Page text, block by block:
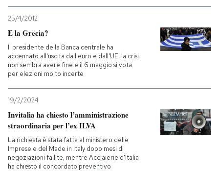
25/4/2012
E la Grecia?
Il presidente della Banca centrale ha
accennato all'uscita dall'euro e dall'UE, la crisi
non sembra avere fine e il 6 maggio si vota
per elezioni molto incerte
19/2/2024
Invitalia ha chiesto l’amministrazione
straordinaria per l’ex ILVA
La richiesta è stata fatta al ministero delle
Imprese e del Made in Italy dopo mesi di
negoziazioni fallite, mentre Acciaierie d'Italia
ha chiesto il concordato preventivo